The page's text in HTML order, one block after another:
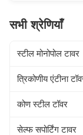
worldwide. 2. Wind
Exposure category,
clients. 4 Structure
1461 2009, ASTM
Grade 1. High
सभी श्रेणियाँ
स्टील मोनोपोल टावर
त्रिकोणीय एंटीना
कोण स्टील टॉवर
सेल्फ सपोर्टिंग टावर